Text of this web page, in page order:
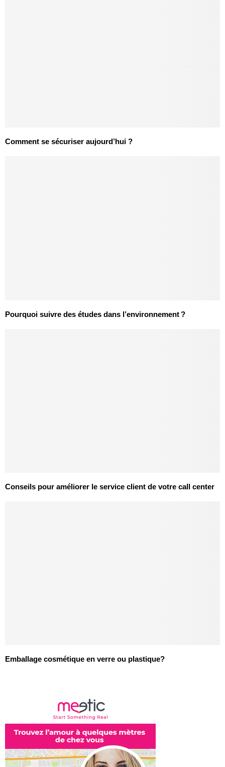
Comment se sécuriser aujourd’hui ?
Pourquoi suivre des études dans l’environnement ?
Conseils pour améliorer le service client de votre call center
Emballage cosmétique en verre ou plastique?